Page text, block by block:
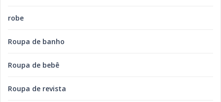
robe
Roupa de banho
Roupa de bebê
Roupa de revista